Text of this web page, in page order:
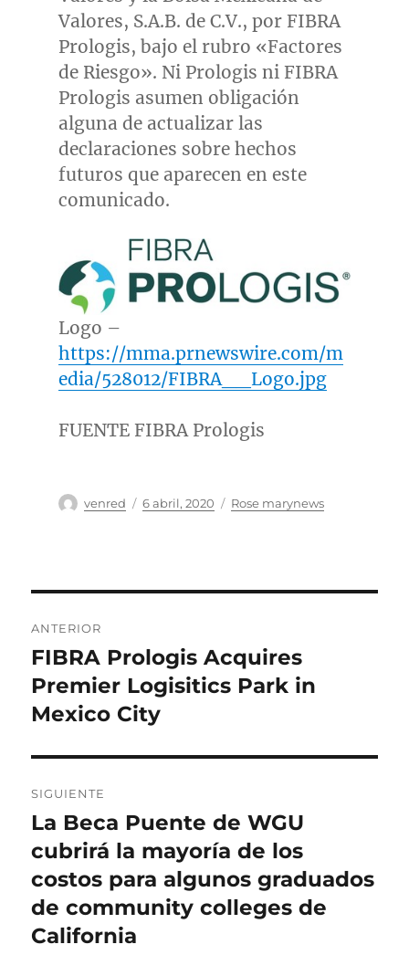
Valores, S.A.B. de C.V., por FIBRA
Prologis, bajo el rubro «Factores
de Riesgo». Ni Prologis ni FIBRA
Prologis asumen obligación
alguna de actualizar las
declaraciones sobre hechos
futuros que aparecen en este
comunicado.
Logo –
https://mma.prnewswire.com/m
edia/528012/FIBRA__Logo.jpg
FUENTE FIBRA Prologis
Autor
venred
Publicado
6 abril, 2020 Categorías
Rose marynews
de
entradas
ANTERIOR
Entrada
anterior:
FIBRA Prologis Acquires
Premier Logisitics Park in
Mexico City
SIGUIENTE
Entrada
siguiente:
La Beca Puente de WGU
cubrirá la mayoría de los
costos para algunos graduados
de community colleges de
California